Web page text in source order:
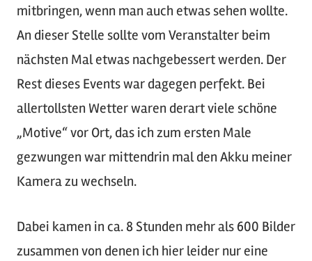
mitbringen, wenn man auch etwas sehen wollte.
An dieser Stelle sollte vom Veranstalter beim
nächsten Mal etwas nachgebessert werden. Der
Rest dieses Events war dagegen perfekt. Bei
allertollsten Wetter waren derart viele schöne
„Motive“ vor Ort, das ich zum ersten Male
gezwungen war mittendrin mal den Akku meiner
Kamera zu wechseln.
Dabei kamen in ca. 8 Stunden mehr als 600 Bilder
zusammen von denen ich hier leider nur eine